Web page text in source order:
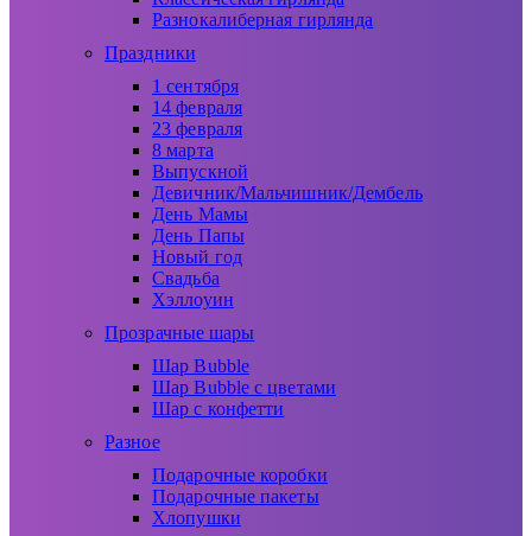
Разнокалиберная гирлянда
Праздники
1 сентября
14 февраля
23 февраля
8 марта
Выпускной
Девичник/Мальчишник/Дембель
День Мамы
День Папы
Новый год
Свадьба
Хэллоуин
Прозрачные шары
Шар Bubble
Шар Bubble с цветами
Шар с конфетти
Разное
Подарочные коробки
Подарочные пакеты
Хлопушки